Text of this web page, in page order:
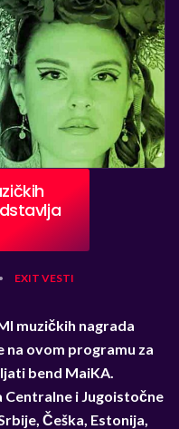
• EXIT VESTI
muzičkih nagrada
na ovom programu za
bend MaiKA.
Centralne i Jugoistočne
Češka, Estonija,